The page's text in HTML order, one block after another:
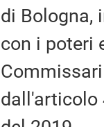
di Bologna,
con i poteri
dall'articolo